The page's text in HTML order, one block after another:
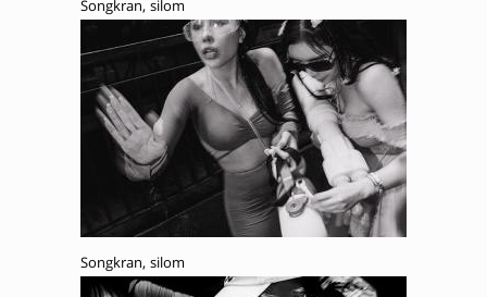
Songkran, silom
Songkran, silom